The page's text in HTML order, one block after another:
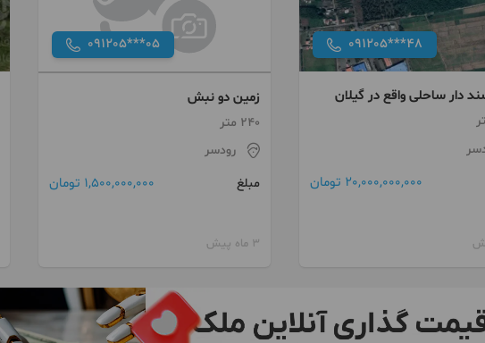
091205***48
دار ساحلی واقع در گیلان
20,000,000,000 تومان
091205***05
زمین دو نبش
240 متر
رودسر
مبلغ
1,500,000,000 تومان
3 ماه پیش